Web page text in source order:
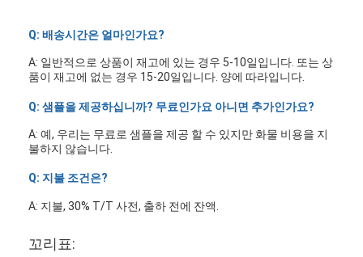
Q: 배송시간은 얼마인가요?
A: 일반적으로 상품이 재고에 있는 경우 5-10일입니다. 또는 상
품이 재고에 없는 경우 15-20일입니다. 양에 따라입니다.
Q: 샘플을 제공하십니까? 무료인가요 아니면 추가인가요?
A: 예, 우리는 무료로 샘플을 제공 할 수 있지만 화물 비용을 지
불하지 않습니다.
Q: 지불 조건은?
A: 지불, 30% T/T 사전, 출하 전에 잔액.
꼬리표: